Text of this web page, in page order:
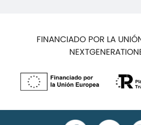
FINANCIADO POR LA